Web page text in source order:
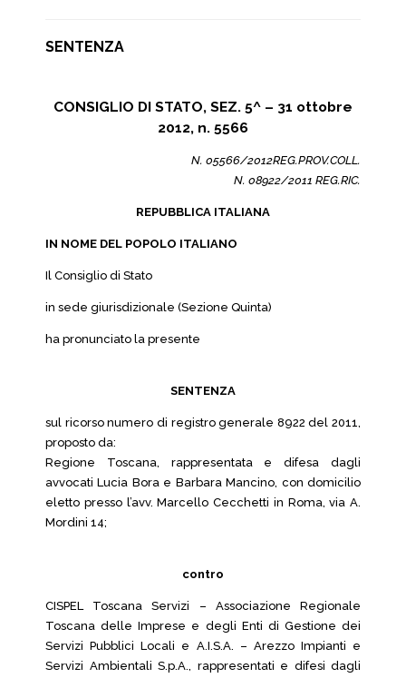
SENTENZA
CONSIGLIO DI STATO, SEZ. 5^ – 31 ottobre
2012, n. 5566
N. 05566/2012REG.PROV.COLL.
N. 08922/2011 REG.RIC.
REPUBBLICA ITALIANA
IN NOME DEL POPOLO ITALIANO
Il Consiglio di Stato
in sede giurisdizionale (Sezione Quinta)
ha pronunciato la presente
SENTENZA
sul ricorso numero di registro generale 8922 del 2011,
proposto da:
Regione Toscana, rappresentata e difesa dagli
avvocati Lucia Bora e Barbara Mancino, con domicilio
eletto presso l’avv. Marcello Cecchetti in Roma, via A.
Mordini 14;
contro
CISPEL Toscana Servizi – Associazione Regionale
Toscana delle Imprese e degli Enti di Gestione dei
Servizi Pubblici Locali e A.I.S.A. – Arezzo Impianti e
Servizi Ambientali S.p.A., rappresentati e difesi dagli